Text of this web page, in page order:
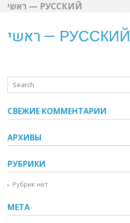
ראשי — РУССКИЙ
ראשי — РУССКИЙ
СВЕЖИЕ КОММЕНТАРИИ
АРХИВЫ
РУБРИКИ
Рубрик нет
МЕТА